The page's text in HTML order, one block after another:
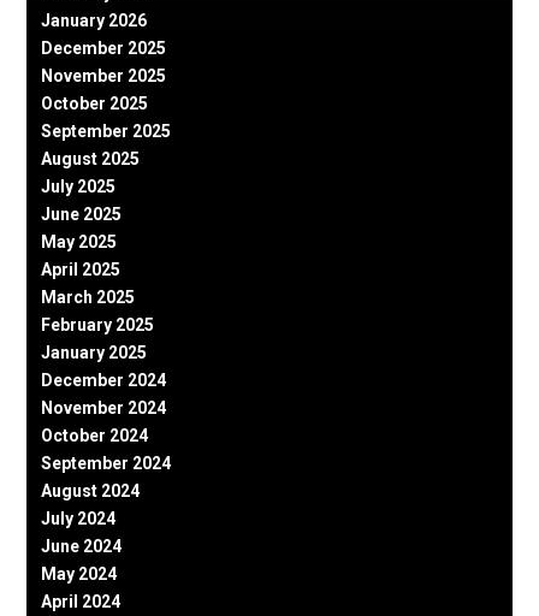
January 2026
December 2025
November 2025
October 2025
September 2025
August 2025
July 2025
June 2025
May 2025
April 2025
March 2025
February 2025
January 2025
December 2024
November 2024
October 2024
September 2024
August 2024
July 2024
June 2024
May 2024
April 2024